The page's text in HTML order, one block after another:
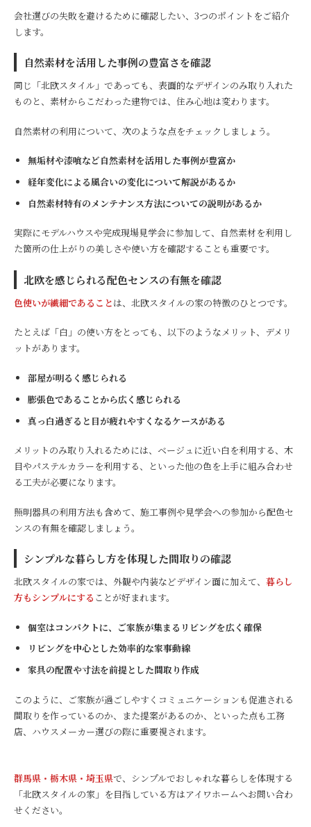
会社選びの失敗を避けるために確認したい、3つのポイントをご紹介
します。
自然素材を活用した事例の豊富さを確認
同じ「北欧スタイル」であっても、表面的なデザインのみ取り入れた
ものと、素材からこだわった建物では、住み心地は変わります。
自然素材の利用について、次のような点をチェックしましょう。
無垢材や漆喰など自然素材を活用した事例が豊富か
経年変化による風合いの変化について解説があるか
自然素材特有のメンテナンス方法についての説明があるか
実際にモデルハウスや完成現場見学会に参加して、自然素材を利用し
た箇所の仕上がりの美しさや使い方を確認することも重要です。
北欧を感じられる配色センスの有無を確認
色使いが繊細であることは、北欧スタイルの家の特徴のひとつです。
たとえば「白」の使い方をとっても、以下のようなメリット、デメリ
ットがあります。
部屋が明るく感じられる
膨張色であることから広く感じられる
真っ白過ぎると目が疲れやすくなるケースがある
メリットのみ取り入れるためには、ベージュに近い白を利用する、木
目やパステルカラーを利用する、といった他の色を上手に組み合わせ
る工夫が必要になります。
照明器具の利用方法も含めて、施工事例や見学会への参加から配色セ
ンスの有無を確認しましょう。
シンプルな暮らし方を体現した間取りの確認
北欧スタイルの家では、外観や内装などデザイン面に加えて、 暮らし
方もシンプルにする ことが好まれます。
個室はコンパクトに、ご家族が集まるリビングを広く確保
リビングを中心とした効率的な家事動線
家具の配置や寸法を前提とした間取り作成
このように、ご家族が過ごしやすくコミュニケーションも促進される
間取りを作っているのか、また提案があるのか、といった点も工務
店、ハウスメーカー選びの際に重要視されます。
群馬県・栃木県・埼玉県で、シンプルでおしゃれな暮らしを体現する
「北欧スタイルの家」を目指している方はアイワホームへお問い合わ
せください。